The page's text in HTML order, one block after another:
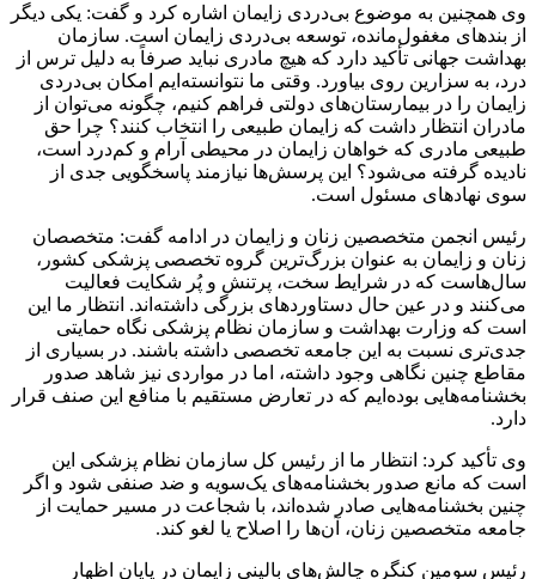
وی همچنین به موضوع بی‌دردی زایمان اشاره کرد و گفت: یکی دیگر
از بندهای مغفول‌مانده، توسعه بی‌دردی زایمان است. سازمان
بهداشت جهانی تأکید دارد که هیچ مادری نباید صرفاً به دلیل ترس از
درد، به سزارین روی بیاورد. وقتی ما نتوانسته‌ایم امکان بی‌دردی
زایمان را در بیمارستان‌های دولتی فراهم کنیم، چگونه می‌توان از
مادران انتظار داشت که زایمان طبیعی را انتخاب کنند؟ چرا حق
طبیعی مادری که خواهان زایمان در محیطی آرام و کم‌درد است،
نادیده گرفته می‌شود؟ این پرسش‌ها نیازمند پاسخگویی جدی از
سوی نهادهای مسئول است.
رئیس انجمن متخصصین زنان و زایمان در ادامه گفت: متخصصان
زنان و زایمان به عنوان بزرگ‌ترین گروه تخصصی پزشکی کشور،
سال‌هاست که در شرایط سخت، پرتنش و پُر شکایت فعالیت
می‌کنند و در عین حال دستاوردهای بزرگی داشته‌اند. انتظار ما این
است که وزارت بهداشت و سازمان نظام پزشکی نگاه حمایتی
جدی‌تری نسبت به این جامعه تخصصی داشته باشند. در بسیاری از
مقاطع چنین نگاهی وجود داشته، اما در مواردی نیز شاهد صدور
بخشنامه‌هایی بوده‌ایم که در تعارض مستقیم با منافع این صنف قرار
دارد.
وی تأکید کرد: انتظار ما از رئیس کل سازمان نظام پزشکی این
است که مانع صدور بخشنامه‌های یک‌سویه و ضد صنفی شود و اگر
چنین بخشنامه‌هایی صادر شده‌اند، با شجاعت در مسیر حمایت از
جامعه متخصصین زنان، آن‌ها را اصلاح یا لغو کند.
رئیس سومین کنگره چالش‌های بالینی زایمان در پایان اظهار